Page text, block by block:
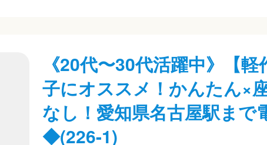
《20代〜30代活躍中》【
子にオススメ！かんたん×
なし！愛知県名古屋駅まで
◆(226-1)